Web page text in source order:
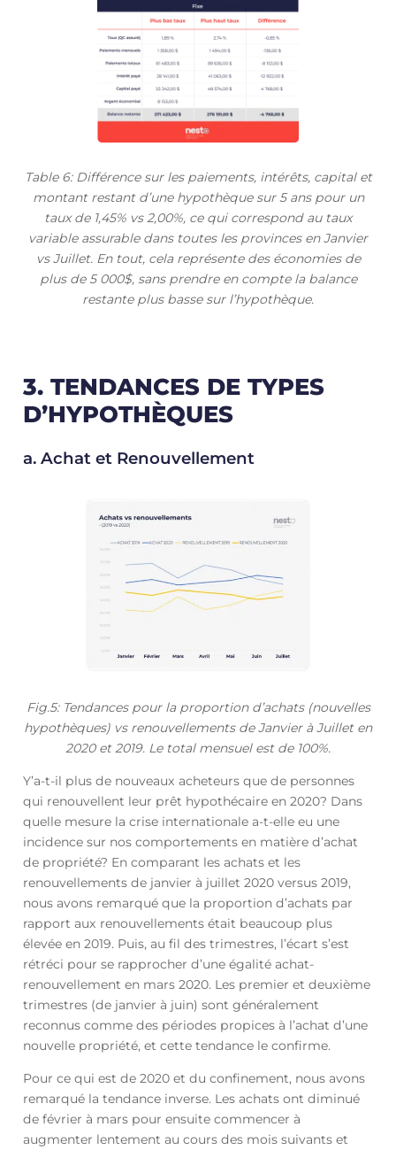
Table 6: Différence sur les paiements, intérêts, capital et
montant restant d’une hypothèque sur 5 ans pour un
taux de 1,45% vs 2,00%, ce qui correspond au taux
variable assurable dans toutes les provinces en Janvier
vs Juillet. En tout, cela représente des économies de
plus de 5 000$, sans prendre en compte la balance
restante plus basse sur l’hypothèque.
3. TENDANCES DE TYPES
D’HYPOTHÈQUES
a. Achat et Renouvellement
Fig.5: Tendances pour la proportion d’achats (nouvelles
hypothèques) vs renouvellements de Janvier à Juillet en
2020 et 2019. Le total mensuel est de 100%.
Y’a-t-il plus de nouveaux acheteurs que de personnes
qui renouvellent leur prêt hypothécaire en 2020? Dans
quelle mesure la crise internationale a-t-elle eu une
incidence sur nos comportements en matière d’achat
de propriété? En comparant les achats et les
renouvellements de janvier à juillet 2020 versus 2019,
nous avons remarqué que la proportion d’achats par
rapport aux renouvellements était beaucoup plus
élevée en 2019. Puis, au fil des trimestres, l’écart s’est
rétréci pour se rapprocher d’une égalité achat-
renouvellement en mars 2020. Les premier et deuxième
trimestres (de janvier à juin) sont généralement
reconnus comme des périodes propices à l’achat d’une
nouvelle propriété, et cette tendance le confirme.
Pour ce qui est de 2020 et du confinement, nous avons
remarqué la tendance inverse. Les achats ont diminué
de février à mars pour ensuite commencer à
augmenter lentement au cours des mois suivants et